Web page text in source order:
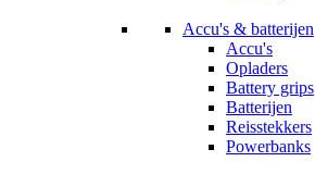
Accu's & batterijen
Accu's
Opladers
Battery grips
Batterijen
Reisstekkers
Powerbanks